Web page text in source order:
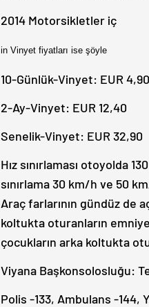
2014 Motorsikletler iç
in Vinyet fiyatları ise şöyle
10-Günlük-Vinyet: EUR 4,90
2-Ay-Vinyet: EUR 12,40
Senelik-Vinyet: EUR 32,90
Hız sınırlaması otoyolda
sınırlama 30 km/h ve 50
Araç farlarının gündüz de
koltukta oturanların
çocukların arka koltukta
Viyana Başkonsolosluğu:
Polis -133, Ambulans -144,